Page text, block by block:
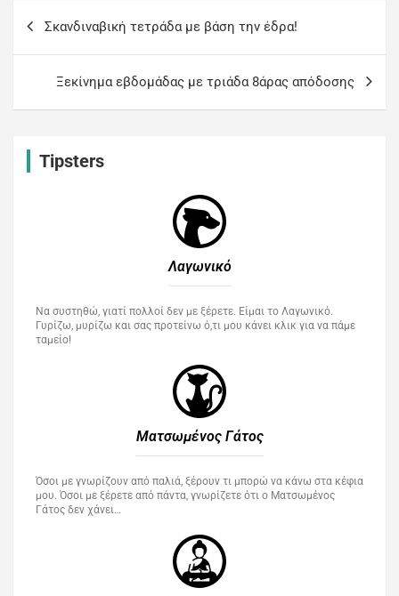
Σκανδιναβική τετράδα με βάση την έδρα!
Ξεκίνημα εβδομάδας με τριάδα 8άρας απόδοσης
Tipsters
Λαγωνικό
Να συστηθώ, γιατί πολλοί δεν με ξέρετε. Είμαι το Λαγωνικό.
Γυρίζω, μυρίζω και σας προτείνω ό,τι μου κάνει κλικ για να πάμε
ταμείο!
Ματσωμένος Γάτος​
Όσοι με γνωρίζουν από παλιά, ξέρουν τι μπορώ να κάνω στα κέφια
μου. Όσοι με ξέρετε από πάντα, γνωρίζετε ότι ο Ματσωμένος
Γάτος δεν χάνει…